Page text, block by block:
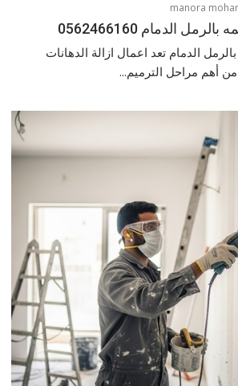
الدمام 0562466160
الدمام تعد اعمال ازالة الدهانات
من أهم مراحل الترميم...